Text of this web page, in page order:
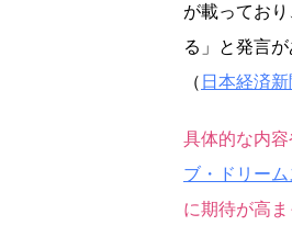
が載ってお
る」と発言
（ 日本経済新
具体的な内
ブ・ドリーム
に期待が高